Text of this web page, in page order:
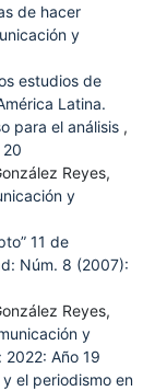
de hacer
y
estudios de
Latina.
para el análisis ,
Reyes,
y
11 de
Núm. 8 (2007):
Reyes,
y
Año 19
el periodismo en